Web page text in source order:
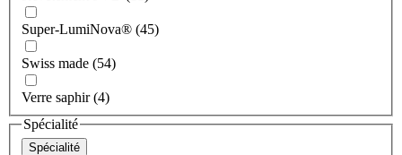
Super-LumiNova® (45)
Swiss made (54)
Verre saphir (4)
Spécialité
Spécialité